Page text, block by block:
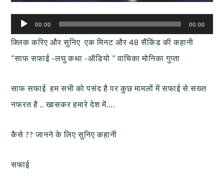
Audio
Player
00:00 00:00
क्लिक करिए और सुनिए एक मिनट और 48 सैंकिंड की कहानी
“साफ सफाई -लघु कथा -ऑडियो ” वाचिका मोनिका गुप्ता
साफ सफाई हम सभी को पसंद है पर कुछ मामलों में सफाई से सख्त
नफरत है .. खासकर हमारे देश में….
कैसे ?? जानने के लिए सुनिए कहानी
सफाई